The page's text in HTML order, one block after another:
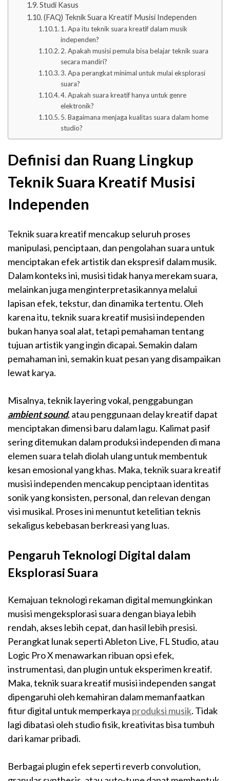
Studi Kasus
(FAQ) Teknik Suara Kreatif Musisi Independen
1. Apa itu teknik suara kreatif dalam musik
independen?
2. Apakah musisi pemula bisa belajar teknik suara
secara mandiri?
3. Apa perangkat minimal untuk mulai eksplorasi
suara?
4. Apakah suara kreatif hanya untuk genre
elektronik?
5. Bagaimana menjaga kualitas suara dalam home
studio?
Definisi dan Ruang Lingkup
Teknik Suara Kreatif Musisi
Independen
Teknik suara kreatif mencakup seluruh proses
manipulasi, penciptaan, dan pengolahan suara untuk
menciptakan efek artistik dan ekspresif dalam musik.
Dalam konteks ini, musisi tidak hanya merekam suara,
melainkan juga menginterpretasikannya melalui
lapisan efek, tekstur, dan dinamika tertentu. Oleh
karena itu, teknik suara kreatif musisi independen
bukan hanya soal alat, tetapi pemahaman tentang
tujuan artistik yang ingin dicapai. Semakin dalam
pemahaman ini, semakin kuat pesan yang disampaikan
lewat karya.
Misalnya, teknik layering vokal, penggabungan
ambient sound, atau penggunaan delay kreatif dapat
menciptakan dimensi baru dalam lagu. Kalimat pasif
sering ditemukan dalam produksi independen di mana
elemen suara telah diolah ulang untuk membentuk
kesan emosional yang khas. Maka, teknik suara kreatif
musisi independen mencakup penciptaan identitas
sonik yang konsisten, personal, dan relevan dengan
visi musikal. Proses ini menuntut ketelitian teknis
sekaligus kebebasan berkreasi yang luas.
Pengaruh Teknologi Digital dalam
Eksplorasi Suara
Kemajuan teknologi rekaman digital memungkinkan
musisi mengeksplorasi suara dengan biaya lebih
rendah, akses lebih cepat, dan hasil lebih presisi.
Perangkat lunak seperti Ableton Live, FL Studio, atau
Logic Pro X menawarkan ribuan opsi efek,
instrumentasi, dan plugin untuk eksperimen kreatif.
Maka, teknik suara kreatif musisi independen sangat
dipengaruhi oleh kemahiran dalam memanfaatkan
fitur digital untuk memperkaya produksi musik. Tidak
lagi dibatasi oleh studio fisik, kreativitas bisa tumbuh
dari kamar pribadi.
Berbagai plugin efek seperti reverb convolution,